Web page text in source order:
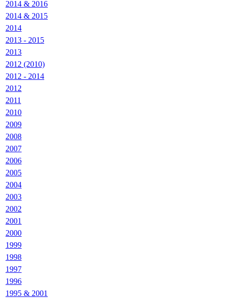
2014 & 2016
2014 & 2015
2014
2013 - 2015
2013
2012 (2010)
2012 - 2014
2012
2011
2010
2009
2008
2007
2006
2005
2004
2003
2002
2001
2000
1999
1998
1997
1996
1995 & 2001